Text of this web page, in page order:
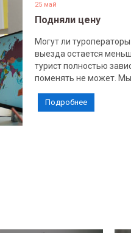
25 май
Подняли цену
Могут ли
выезда остается
турист полностью
поменять не может.
Подробнее